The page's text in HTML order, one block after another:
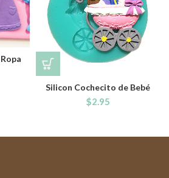
Silicon Cochecito de Bebé
$2.95